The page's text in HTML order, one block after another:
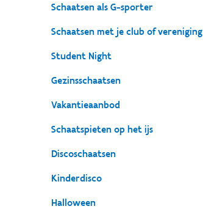
Schaatsen als G-sporter
Schaatsen met je club of vereniging
Student Night
Gezinsschaatsen
Vakantieaanbod
Schaatspieten op het ijs
Discoschaatsen
Kinderdisco
Halloween